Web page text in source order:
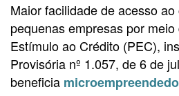
Maior facilidade de acesso
pequenas empresas por
Estímulo ao Crédito (PEC),
Provisória nº 1.057, de 6 de
beneficia